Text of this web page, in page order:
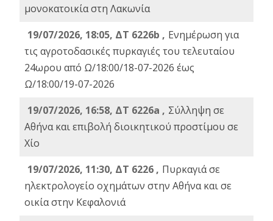
μονοκατοικία στη Λακωνία
19/07/2026, 18:05, ΔΤ 6226b , Ενημέρωση για
τις αγροτοδασικές πυρκαγιές του τελευταίου
24ωρου από Ω/18:00/18-07-2026 έως
Ω/18:00/19-07-2026
19/07/2026, 16:58, ΔΤ 6226a , Σύλληψη σε
Αθήνα και επιβολή διοικητικού προστίμου σε
Χίο
19/07/2026, 11:30, ΔΤ 6226 , Πυρκαγιά σε
ηλεκτρολογείο οχημάτων στην Αθήνα και σε
οικία στην Κεφαλονιά